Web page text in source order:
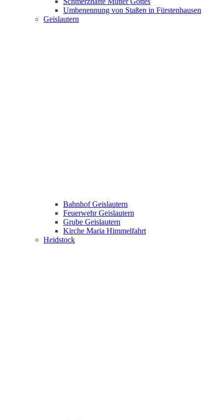
Umbenennung von Staßen in Fürstenhausen
Geislautern
Bahnhof Geislautern
Feuerwehr Geislautern
Grube Geislautern
Kirche Maria Himmelfahrt
Heidstock